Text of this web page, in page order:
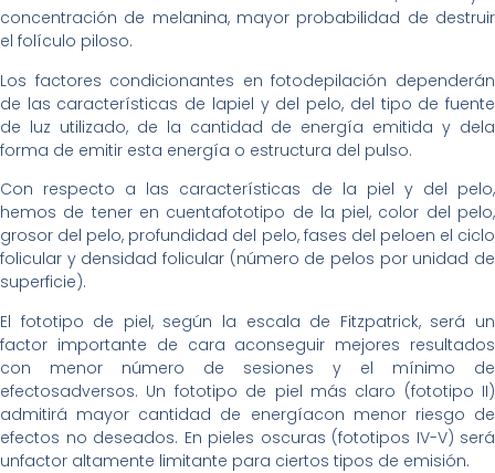
concentración de melanina, mayor probabilidad de destruir
el folículo piloso.
Los factores condicionantes en fotodepilación dependerán
de las características de lapiel y del pelo, del tipo de fuente
de luz utilizado, de la cantidad de energía emitida y dela
forma de emitir esta energía o estructura del pulso.
Con respecto a las características de la piel y del pelo,
hemos de tener en cuentafototipo de la piel, color del pelo,
grosor del pelo, profundidad del pelo, fases del peloen el ciclo
folicular y densidad folicular (número de pelos por unidad de
superficie).
El fototipo de piel, según la escala de Fitzpatrick, será un
factor importante de cara aconseguir mejores resultados
con menor número de sesiones y el mínimo de
efectosadversos. Un fototipo de piel más claro (fototipo II)
admitirá mayor cantidad de energíacon menor riesgo de
efectos no deseados. En pieles oscuras (fototipos IV-V) será
unfactor altamente limitante para ciertos tipos de emisión.